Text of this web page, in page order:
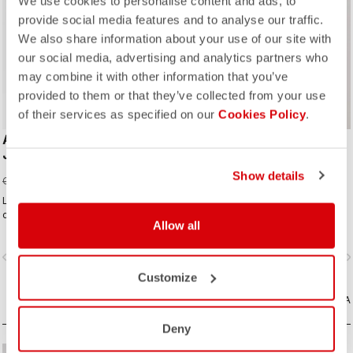
provide social media features and to analyse our traffic.
We also share information about your use of our site with
our social media, advertising and analytics partners who
may combine it with other information that you’ve
provided to them or that they’ve collected from your use
of their services as specified on our Cookies Policy.
Show details
Allow all
Customize
Deny
ROSSO CORSA
ALPHA FLIGHT ROS
JACKET
CAD450.00
La migliore giacca di Castelli per le
condizioni miti. Questa giacca
estremamente veloce è perfetta per
le corse ad alta intensità o per
mantenere la giusta temperatura in
condizioni fresche. Costruzione
Alpha con strato esterno senza
Polartec® Alpha.
navigate_next
CONFRONTA
CAD385.00 CAD192.50
La migliore giacca Castelli per le
antivento sulla parte anteriore,
traspirabilità e idrorepellenza per
mantenerti asciutto quando c’è una
pioggia leggera e per proteggerti
dagli spruzzi delle strade bagnate.
temperature che copre, alla
navigate_before
CONFRONTA